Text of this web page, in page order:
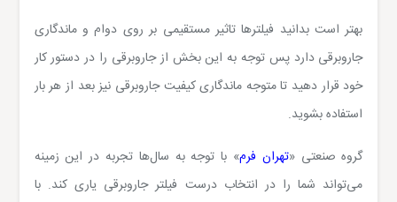
بهتر است بدانید فیلترها تاثیر مستقیمی بر روی دوام و ماندگاری
جاروبرقی دارد پس توجه به این بخش از جاروبرقی را در دستور کار
خود قرار دهید تا متوجه ماندگاری کیفیت جاروبرقی نیز بعد از هر بار
استفاده بشوید.
گروه صنعتی «تهران فرم» با توجه به سال‌ها تجربه در این زمینه
می‌تواند شما را در انتخاب درست فیلتر جاروبرقی یاری کند. با